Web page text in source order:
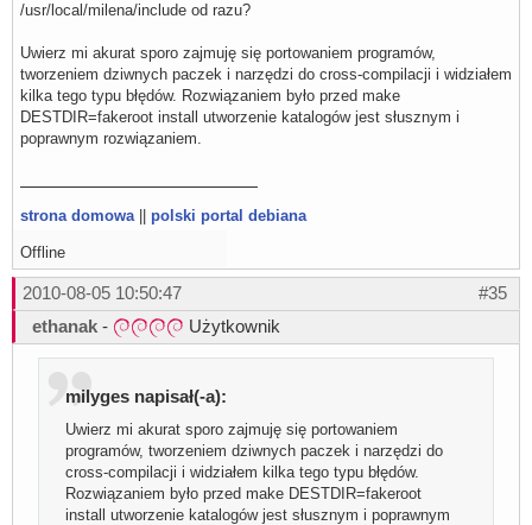
/usr/local/milena/include od razu?
Uwierz mi akurat sporo zajmuję się portowaniem programów,
tworzeniem dziwnych paczek i narzędzi do cross-compilacji i widziałem
kilka tego typu błędów. Rozwiązaniem było przed make
DESTDIR=fakeroot install utworzenie katalogów jest słusznym i
poprawnym rozwiązaniem.
strona domowa|| polski portal debiana
Offline
#35
2010-08-05 10:50:47
ethanak - Użytkownik
milyges napisał(-a):
Uwierz mi akurat sporo zajmuję się portowaniem
programów, tworzeniem dziwnych paczek i narzędzi do
cross-compilacji i widziałem kilka tego typu błędów.
Rozwiązaniem było przed make DESTDIR=fakeroot
install utworzenie katalogów jest słusznym i poprawnym